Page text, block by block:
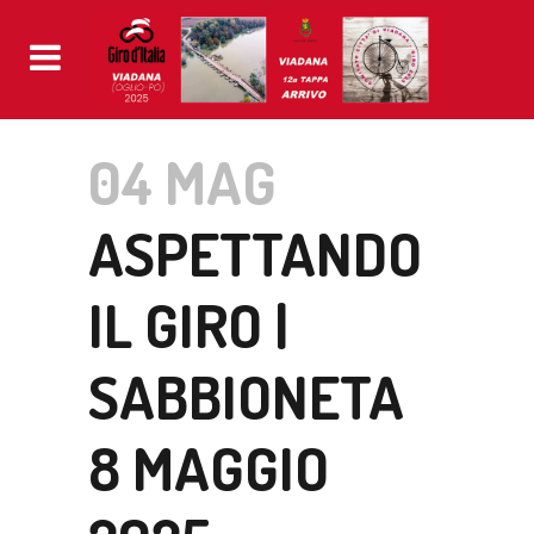
04 MAG
ASPETTANDO
IL GIRO |
SABBIONETA
8 MAGGIO